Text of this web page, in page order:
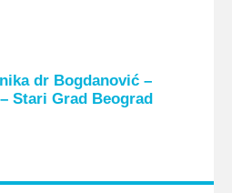
dr Bogdanović –
Stari Grad Beograd